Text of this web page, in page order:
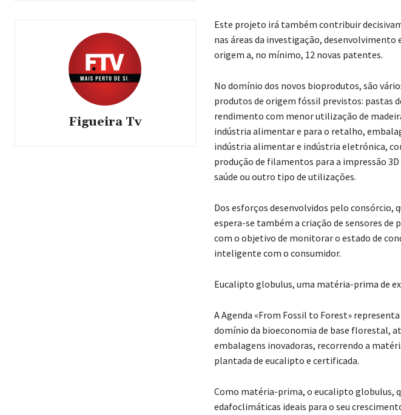
Figueira Tv
Este projeto irá também contribuir
nas áreas da investigação, desenvolvimento
origem a, no mínimo, 12 novas patentes.
No domínio dos novos bioprodutos, são
produtos de origem fóssil previstos: pastas
rendimento com menor utilização de
indústria alimentar e para o retalho,
indústria alimentar e indústria eletrónica,
produção de filamentos para a impressão
saúde ou outro tipo de utilizações.
Dos esforços desenvolvidos pelo consórcio,
espera-se também a criação de sensores
com o objetivo de monitorar o estado de
inteligente com o consumidor.
Eucalipto globulus, uma matéria-prima de
A Agenda «From Fossil to Forest»
domínio da bioeconomia de base florestal,
embalagens inovadoras, recorrendo a
plantada de eucalipto e certificada.
Como matéria-prima, o eucalipto globulus,
edafoclimáticas ideais para o seu